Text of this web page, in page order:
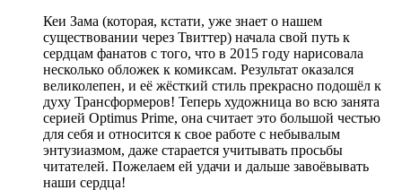
Кеи Зама (которая, кстати, уже знает о нашем
существовании через Твиттер) начала свой путь к
сердцам фанатов с того, что в 2015 году нарисовала
несколько обложек к комиксам. Результат оказался
великолепен, и её жёсткий стиль прекрасно подошёл к
духу Трансформеров! Теперь художница во всю занята
серией Optimus Prime, она считает это большой честью
для себя и относится к свое работе с небывалым
энтузиазмом, даже старается учитывать просьбы
читателей. Пожелаем ей удачи и дальше завоёвывать
наши сердца!